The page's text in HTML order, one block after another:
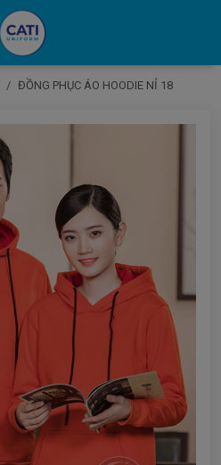
ĐỒNG PHỤC ÁO HOODIE NỈ 18